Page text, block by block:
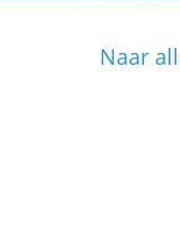
Naar